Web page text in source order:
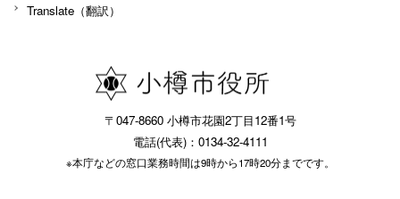
Translate（翻訳）
〒047-8660 小樽市花園2丁目12番1号
電話(代表)：0134-32-4111
※本庁などの窓口業務時間は9時から17時20分までです。